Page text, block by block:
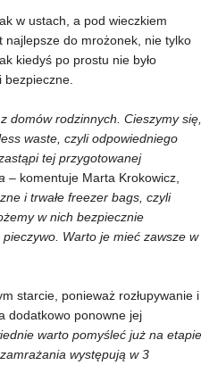
w ustach, a pod wieczkiem
najlepsze do mrożonek, nie tylko
kiedyś po prostu nie było
bezpieczne.
domów rodzinnych. Cieszymy się,
waste, czyli odpowiedniego
tej przygotowanej
– komentuje Marta Krokowicz,
i trwałe freezer bags, czyli
w nich bezpiecznie
Warto je mieć zawsze w
starcie, ponieważ rozłupywanie i
dodatkowo ponowne jej
warto pomyśleć już na etapie
występują w 3